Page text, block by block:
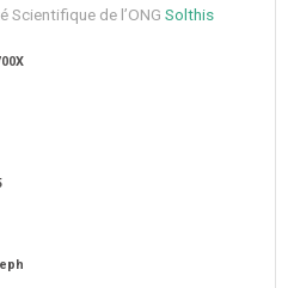
Scientifique de l’ONG Solthis